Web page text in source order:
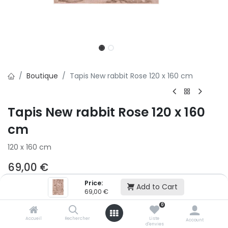
Price:
69,00 € Add to Cart
Accueil Rechercher
0
Liste
d'envies
Account
Boutique Tapis New rabbit Rose 120 x 160 cm
Tapis New rabbit Rose 120 x 160
cm
120 x 160 cm
69,00 €
Ajouter au panier